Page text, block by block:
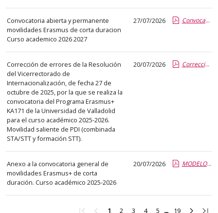
Convocatoria abierta y permanente
movilidades Erasmus de corta duracion
Curso academico 2026 2027
27/07/2026 Convocatoria Corta duracion Erasmus 2026 2027.pdf.pdf
Corrección de errores de la Resolución
del Vicerrectorado de
Internacionalización, de fecha 27 de
octubre de 2025, por la que se realiza la
convocatoria del Programa Erasmus+
KA171 de la Universidad de Valladolid
para el curso académico 2025-2026.
Movilidad saliente de PDI (combinada
STA/STT y formación STT).
20/07/2026 Corrección Errores_KA171_STA_STT_25_26_1st Call_2.pdf.pdf
Anexo a la convocatoria general de
movilidades Erasmus+ de corta
duración. Curso académico 2025-2026
20/07/2026 MODELO ANEXO CONVOCATORIA CORTA DURACION TFG BRASIL TRIADENTES.pdf.pdf
Ir Ir 1 2Ir 3 4Ir 5 19Ir Ir Ir